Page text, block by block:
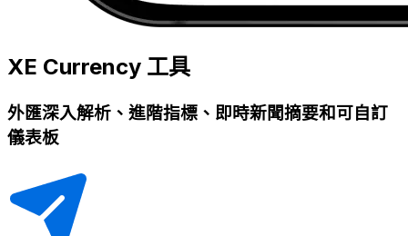
XE Currency 工具
外匯深入解析、進階指標、即時新聞摘要和可自訂
儀表板